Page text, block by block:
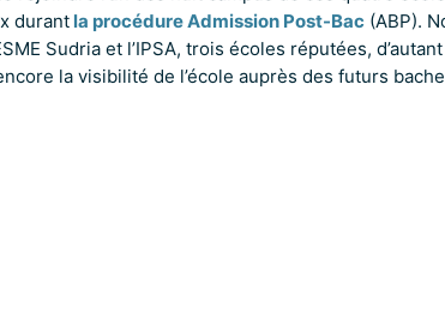
durantla procédure Admission Post-Bac(ABP).
Sudria et l’IPSA, trois écoles réputées,
la visibilité de l’école auprès des futurs